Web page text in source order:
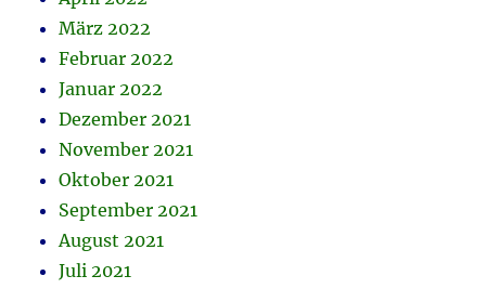
März 2022
Februar 2022
Januar 2022
Dezember 2021
November 2021
Oktober 2021
September 2021
August 2021
Juli 2021